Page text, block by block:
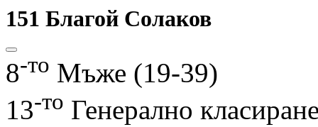
151 Благой Солаков
8-то Мъже (19-39)
13-то Генерално